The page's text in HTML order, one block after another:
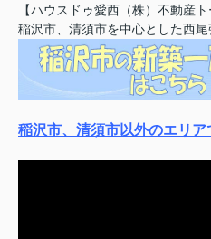
【ハウスドゥ愛西（株）不動産
稲沢市、清須市を中心とした西
稲沢市、清須市以外のエリア